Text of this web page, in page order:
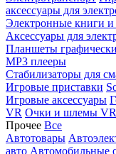
аксессуары для
Электронные книги и
Аксессуары для
Планшеты
MP3 плееры
Стабилизаторы для
Игровые приставки
Игровые аксессуары
VR Очки и шлемы VR
Прочее Все
Автотовары
авто Автомобильные